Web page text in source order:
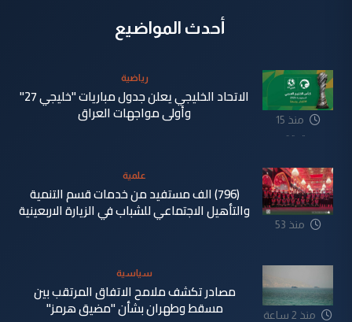
أحدث المواضيع
منذ 15
دقيقة
رياضية
الاتحاد الخليجي يعلن جدول مباريات "خليجي 27"
وأولى مواجهات العراق
منذ 53
علمية
(796) الف مستفيد من خدمات قسم التنمية
والتأهيل الاجتماعي للشباب في الزيارة الاربعينية
منذ 2 ساعة
سياسية
مصادر تكشف ملامح الاتفاق المرتقب بين
مسقط وطهران بشأن "مضيق هرمز"